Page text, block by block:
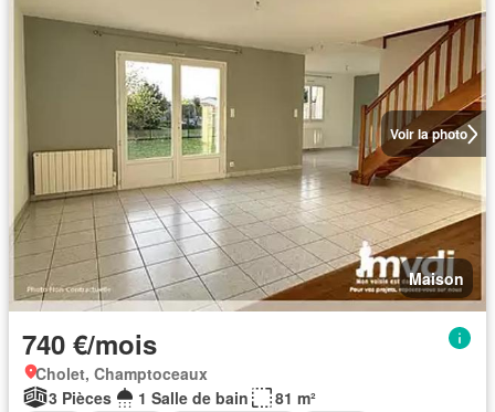
Voir la photo
Maison
740 €/mois
Cholet, Champtoceaux
3 Pièces
1 Salle de bain
81 m²